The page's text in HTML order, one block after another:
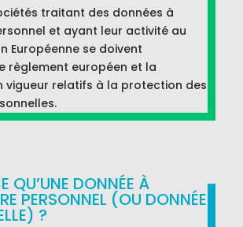
traitant des données à
et ayant leur activité au
Européenne se doivent
règlement européen et la
vigueur relatifs à la protection des
QU’UNE DONNÉE À
PERSONNEL (OU DONNÉE
?